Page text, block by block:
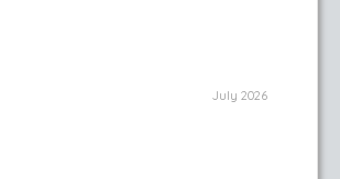
July 2026